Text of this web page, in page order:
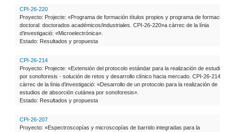
CPI-26-220
Proyecto: Projecte: «Programa de formación títulos propios y programa de
doctoral: doctorados académicos/industriales. CPI-26-220»a càrrec de la línia
d’investigació: «Microelectrónica».
Estado: Resultados y propuesta
CPI-26-214
Proyecto: Projecte: «Extensión del protocolo estándar para la realización de
por sonoforesis - solución de retos y desarrollo clínico hacia mercado. CPI-26-
càrrec de la línia d’investigació: «Desarrollo de un protocolo para la realización de
estudios de absorción cutánea por sonoforesis».
Estado: Resultados y propuesta
CPI-26-207
Proyecto: «Espectroscopías y microscopías de barrido integradas para la